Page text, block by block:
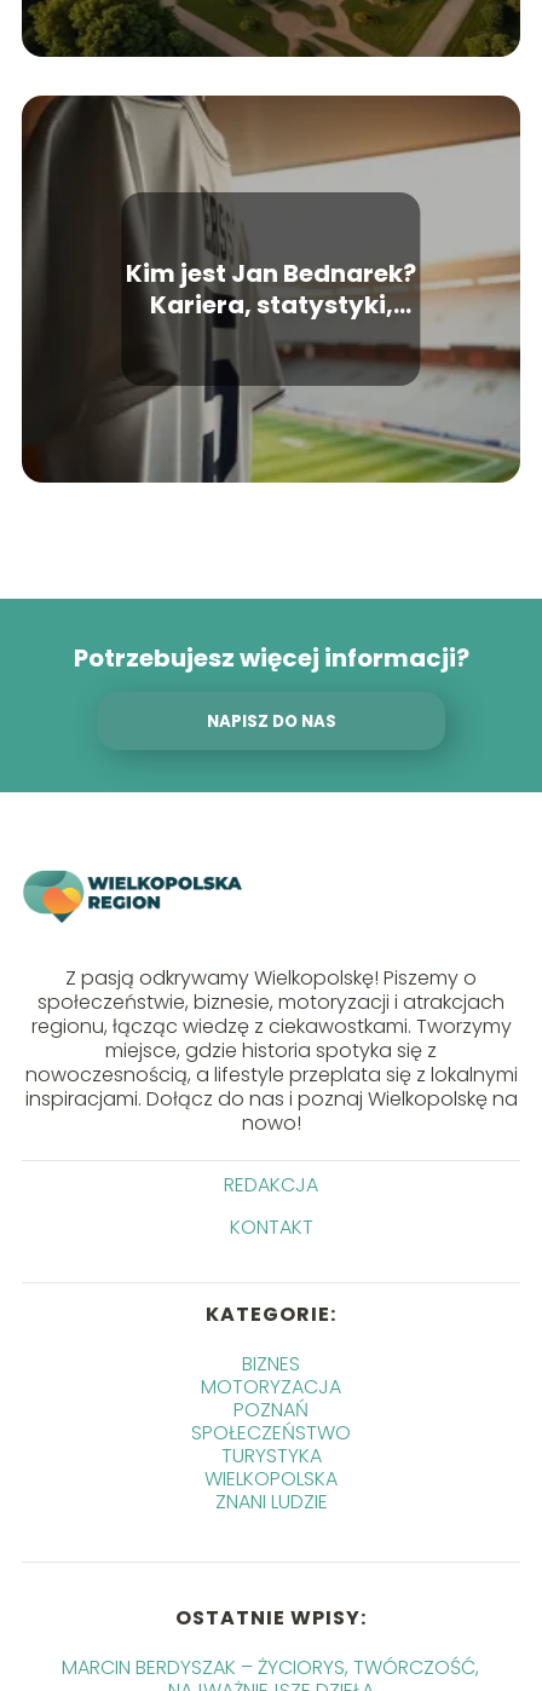
Kim jest Jan Bednarek?
Kariera, statystyki,
życie prywatne
Potrzebujesz więcej informacji?
NAPISZ DO NAS
Z pasją odkrywamy Wielkopolskę! Piszemy o
społeczeństwie, biznesie, motoryzacji i atrakcjach
regionu, łącząc wiedzę z ciekawostkami. Tworzymy
miejsce, gdzie historia spotyka się z
nowoczesnością, a lifestyle przeplata się z lokalnymi
inspiracjami. Dołącz do nas i poznaj Wielkopolskę na
nowo!
REDAKCJA
KONTAKT
KATEGORIE:
BIZNES
MOTORYZACJA
POZNAŃ
SPOŁECZEŃSTWO
TURYSTYKA
WIELKOPOLSKA
ZNANI LUDZIE
OSTATNIE WPISY:
MARCIN BERDYSZAK – ŻYCIORYS, TWÓRCZOŚĆ,